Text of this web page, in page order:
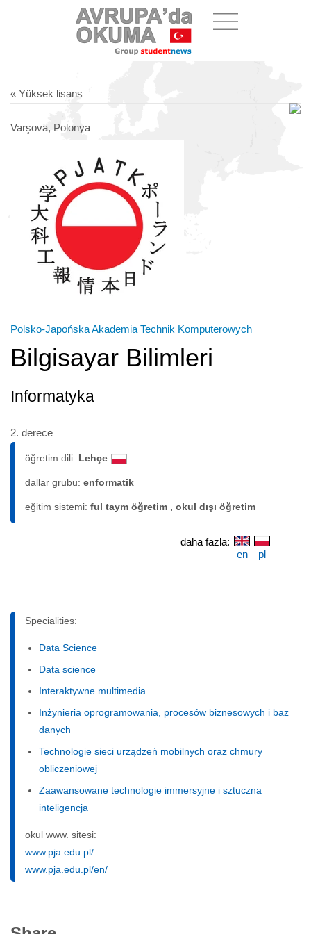
« Yüksek lisans
Varşova, Polonya
Polsko-Japońska Akademia Technik Komputerowych
Bilgisayar Bilimleri
Informatyka
2. derece
öğretim dili: Lehçe
dallar grubu: enformatik
eğitim sistemi: ful taym öğretim , okul dışı öğretim
daha fazla:
en
pl
Specialities:
Data Science
Data science
Interaktywne multimedia
Inżynieria oprogramowania, procesów biznesowych i baz
danych
Technologie sieci urządzeń mobilnych oraz chmury
obliczeniowej
Zaawansowane technologie immersyjne i sztuczna
inteligencja
okul www. sitesi:
www.pja.edu.pl/
www.pja.edu.pl/en/